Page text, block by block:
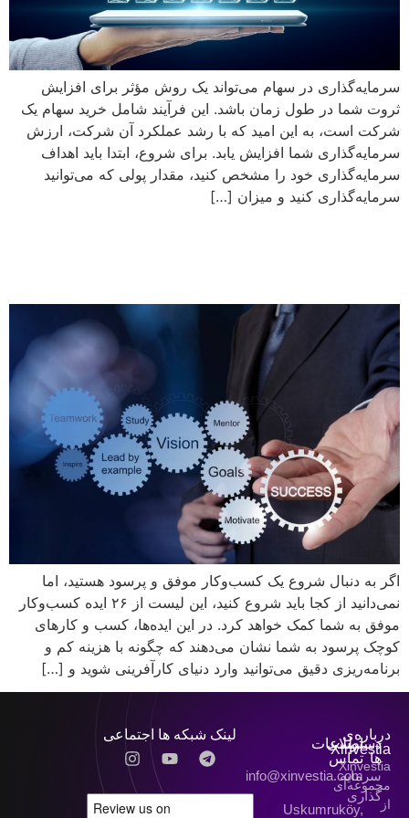
سرمایه‌گذاری در سهام می‌تواند یک روش مؤثر برای افزایش
ثروت شما در طول زمان باشد. این فرآیند شامل خرید سهام یک
شرکت است، به این امید که با رشد عملکرد آن شرکت، ارزش
سرمایه‌گذاری شما افزایش یابد. برای شروع، ابتدا باید اهداف
سرمایه‌گذاری خود را مشخص کنید، مقدار پولی که می‌توانید
سرمایه‌گذاری کنید و میزان […]
اگر به دنبال شروع یک کسب‌وکار موفق و پرسود هستید، اما
نمی‌دانید از کجا باید شروع کنید، این لیست از ۲۶ ایده کسب‌وکار
موفق به شما کمک خواهد کرد. در این ایده‌ها، کسب و کارهای
کوچک پرسود به شما نشان می‌دهند که چگونه با هزینه کم و
برنامه‌ریزی دقیق می‌توانید وارد دنیای کارآفرینی شوید و […]
درباره‌ی
Xinvestia
Xinvestia
مجموعه‌ای
از
دسترسی
ها
سرمایه
گذاری
اطلاعات
تماس
info@xinvestia.com
Uskumruköy,
لینک شبکه ها اجتماعی